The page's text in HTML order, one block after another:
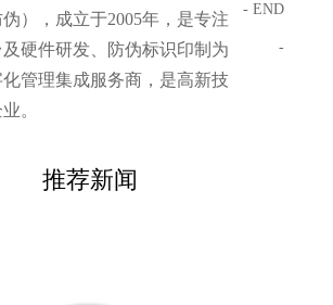
伪），成立于2005年，是专注
硬件研发、防伪标识印制为
管理集成服务商，是高新技
。
- END
-
推荐新闻